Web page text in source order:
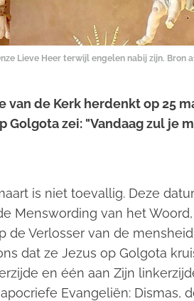
Lieve Heer terwijl engelen nabij zijn. Bron
van de Kerk herdenkt op 25
Golgota zei: "Vandaag zul je
is niet toevallig. Deze
Menswording van het
de Verlosser van de
dat ze Jezus op Golgota
en één aan Zijn
Evangeliën: Dismas,